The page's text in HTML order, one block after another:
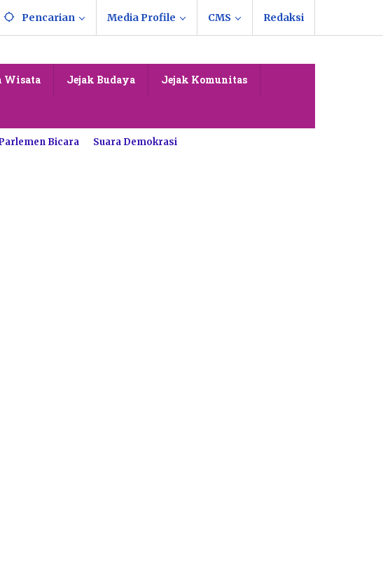
Pencarian Media Profile CMS Redaksi
Wisata Jejak Budaya Jejak Komunitas
Bicara Suara Demokrasi